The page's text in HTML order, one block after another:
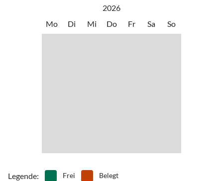
•
Wellness Windsurfen
unternehmen Wanderungen und Radtouren in den umliegenden
2026
Mo
Di Mi Do Fr Sa So
Legende: Frei Belegt